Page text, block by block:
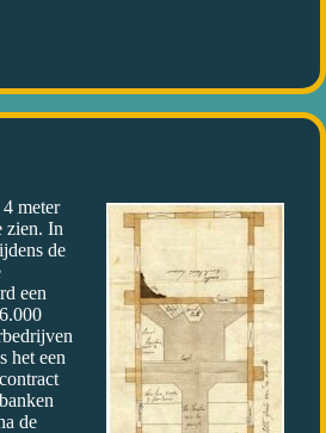
meter
zien. In
de
een
het een
de